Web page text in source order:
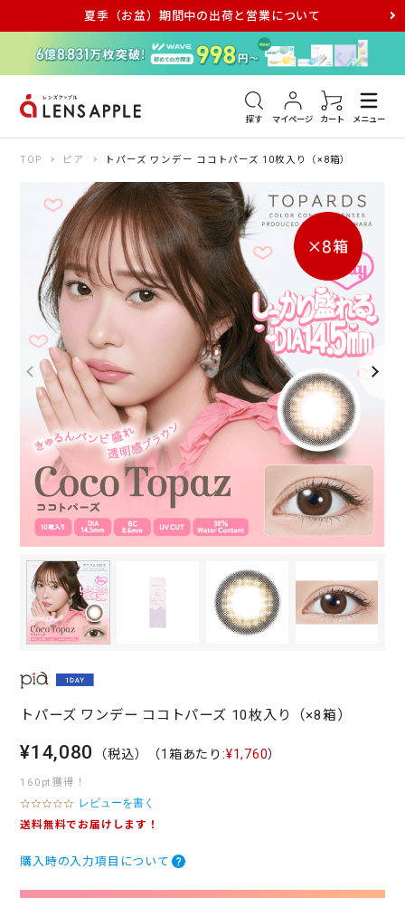
夏季（お盆）期間中の出荷と営業について
探す マイページ カート メニュー
アキュビュー メダリスト メガネ
TOP ピア トパーズ ワンデー ココトパーズ 10枚入り（×8箱）
トパーズ ワンデー ココトパーズ 10枚入り（×8箱）
¥14,080 （税込） （1箱あたり:¥1,760）
160pt獲得！
0
.
t
レビューを書く
送料無料でお届けします！
購入時の入力項目について